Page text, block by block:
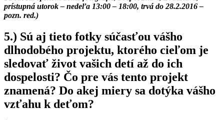
prístupná utorok – nedeľa 13:00 – 18:00, trvá do 28.2.2016 –
pozn. red.)
5.) Sú aj tieto fotky súčasťou vášho
dlhodobého projektu, ktorého cieľom je
sledovať život vašich detí až do ich
dospelosti? Čo pre vás tento projekt
znamená? Do akej miery sa dotýka vášho
vzťahu k deťom?